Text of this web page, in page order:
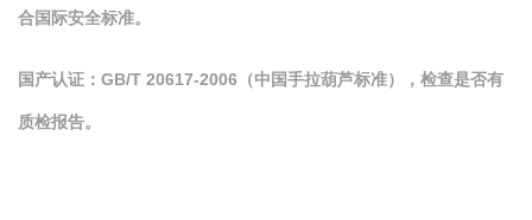
合国际安全标准。
国产认证：GB/T 20617-2006（中国手拉葫芦标准），检查是否有
质检报告。